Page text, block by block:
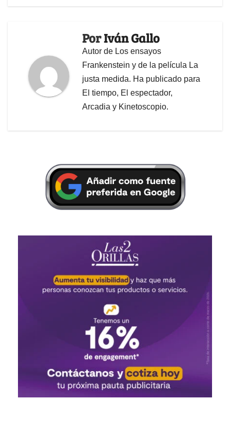
PorIván Gallo
Autor de Los ensayos
Frankenstein y de la película La
justa medida. Ha publicado para
El tiempo, El espectador,
Arcadia y Kinetoscopio.